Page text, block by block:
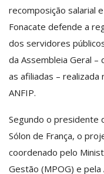
recomposição salarial
Fonacate defende a
dos servidores
da Assembleia Geral
as afiliadas –
ANFIP.
Segundo o presidente
Sólon de França, o
coordenado pelo
Gestão (MPOG) e pela